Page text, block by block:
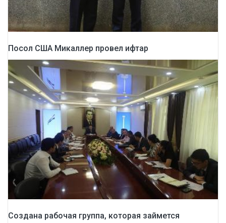
Посол США Микаллер провел ифтар
Создана рабочая группа, которая займется